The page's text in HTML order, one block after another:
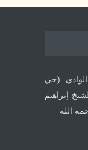
(حي
إبراهيم
الله